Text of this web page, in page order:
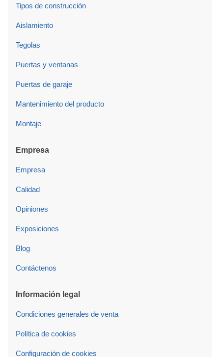
Tipos de construcción
Aislamiento
Tegolas
Puertas y ventanas
Puertas de garaje
Mantenimiento del producto
Montaje
Empresa
Empresa
Calidad
Opiniones
Exposiciones
Blog
Contáctenos
Información legal
Condiciones generales de venta
Política de cookies
Configuración de cookies